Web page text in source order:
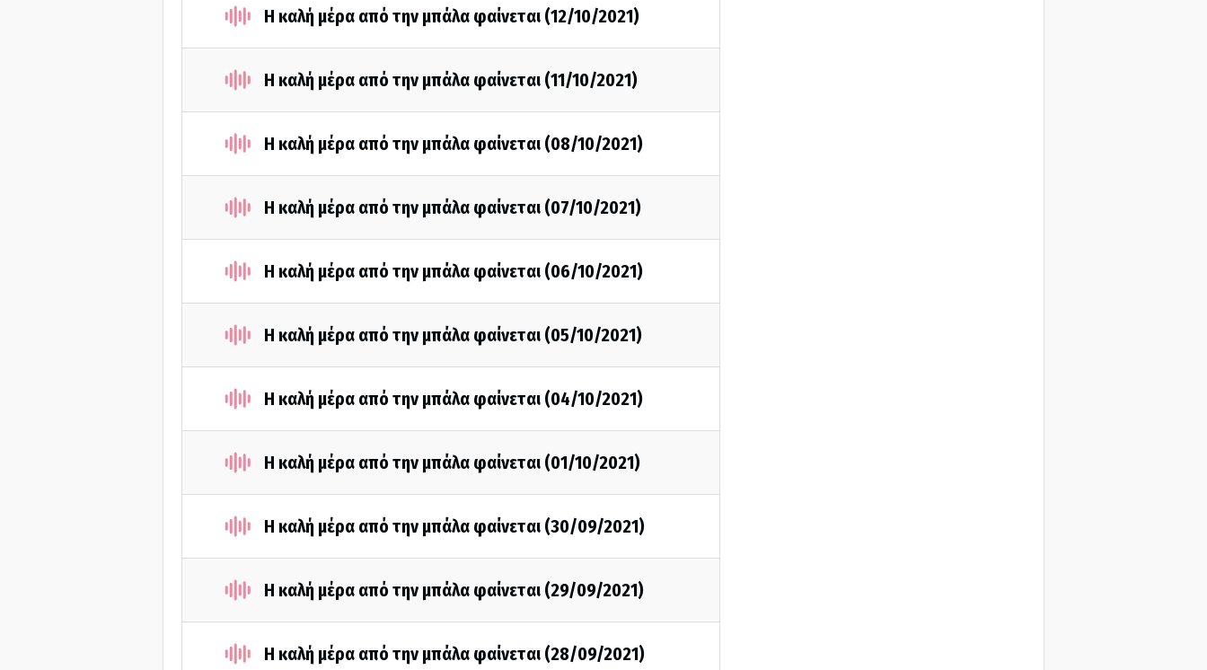
Η καλή μέρα από την μπάλα φαίνεται (12/10/2021)
Η καλή μέρα από την μπάλα φαίνεται (11/10/2021)
Η καλή μέρα από την μπάλα φαίνεται (08/10/2021)
Η καλή μέρα από την μπάλα φαίνεται (07/10/2021)
Η καλή μέρα από την μπάλα φαίνεται (06/10/2021)
Η καλή μέρα από την μπάλα φαίνεται (05/10/2021)
Η καλή μέρα από την μπάλα φαίνεται (04/10/2021)
Η καλή μέρα από την μπάλα φαίνεται (01/10/2021)
Η καλή μέρα από την μπάλα φαίνεται (30/09/2021)
Η καλή μέρα από την μπάλα φαίνεται (29/09/2021)
Η καλή μέρα από την μπάλα φαίνεται (28/09/2021)